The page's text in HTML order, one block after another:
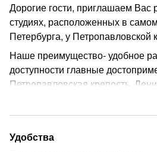
Дорогие гости, приглашаем Вас
студиях, расположенных в
Петербурга, у Петропавловской
Наше преимущество- удобное
доступности главные
Петропавловская крепость,
Мюзикл Холл, Планетарий,
Васильевского острова,
В 10 минутах ходьбы станция
Удобства